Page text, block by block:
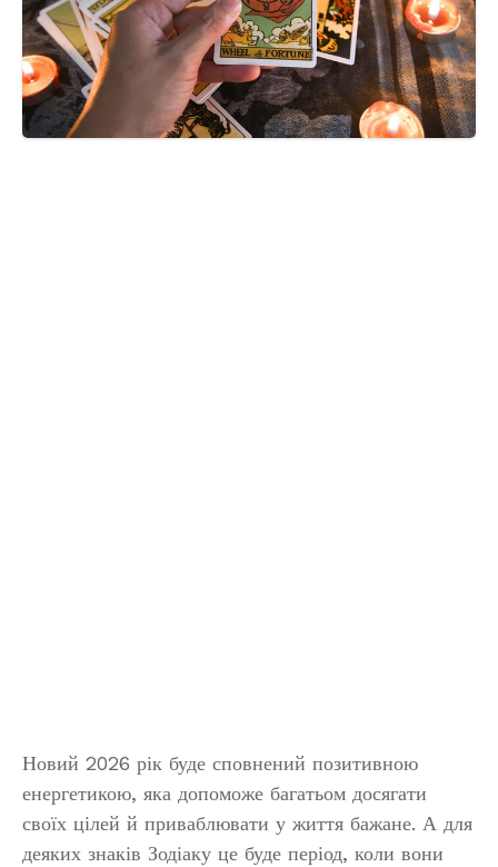
Новий 2026 рік буде сповнений позитивною
енергетикою, яка допоможе багатьом досягати
своїх цілей й приваблювати у життя бажане. А для
деяких знаків Зодіаку це буде період, коли вони